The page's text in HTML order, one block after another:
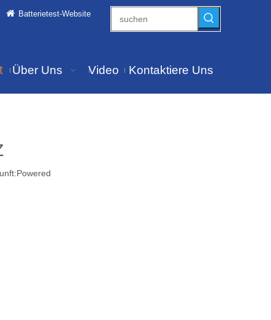
Batterietest-Website
Über Uns Video Kontaktiere Uns
Powered